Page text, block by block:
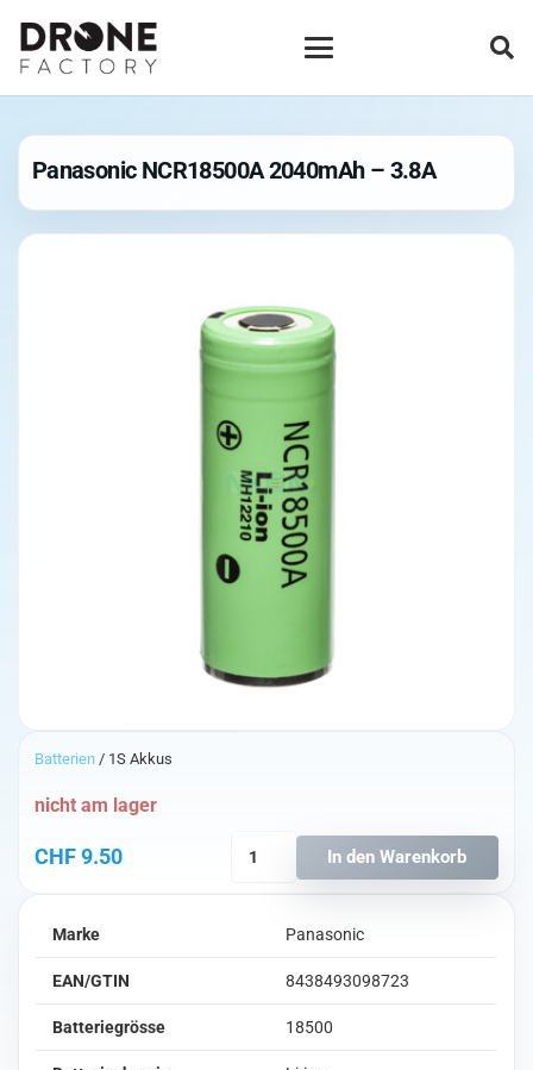
Panasonic NCR18500A 2040mAh – 3.8A
Batterien / 1S Akkus
CHF9.50
nicht am lager
Panasonic
In den Warenkorb
Marke Panasonic
EAN/GTIN 8438493098723
Batteriegrösse 18500